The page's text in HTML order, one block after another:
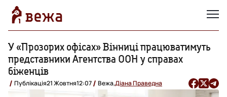
У «Прозорих офісах» Вінниці працюватимуть
представники Агентства ООН у справах
біженців
Публікація21 Жовтня12:07 Вежа,Діана Праведна